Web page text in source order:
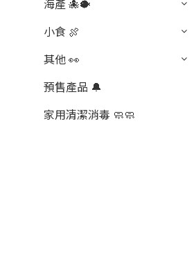
海產 🐙🐡
小食 🍖
其他 👀
預售產品 🔔
家用清潔消毒 🧼🧼